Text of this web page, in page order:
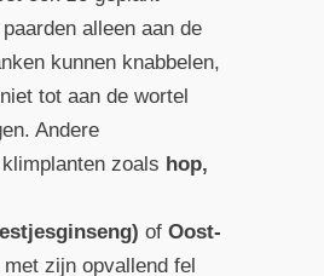
alleen aan de
kunnen knabbelen,
tot aan de wortel
Andere
zoals hop,
of Oost-
zijn opvallend fel